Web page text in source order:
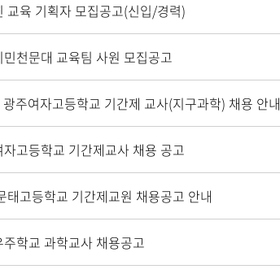
교육 기획자 모집공고(신입/경력)
민천문대 교육팀 사원 모집공고
주여자고등학교 기간제 교사(지구과학) 채용 안내
자고등학교 기간제교사 채용 공고
태고등학교 기간제교원 채용공고 안내
주학교 과학교사 채용공고